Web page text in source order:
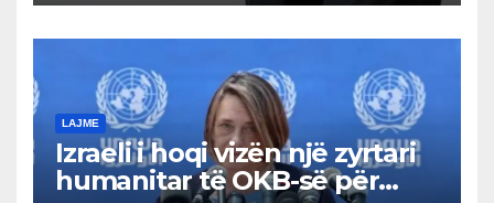
LAJME
Izraeli i hoqi vizën një zyrtari
humanitar të OKB-së për